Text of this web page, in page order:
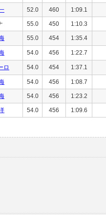
52.0 460 1:09.1
55.0 450 1:10.3
55.0 454 1:35.4
54.0 456 1:22.7
ロ 54.0 454 1:37.1
54.0 456 1:08.7
54.0 456 1:23.2
54.0 456 1:09.6